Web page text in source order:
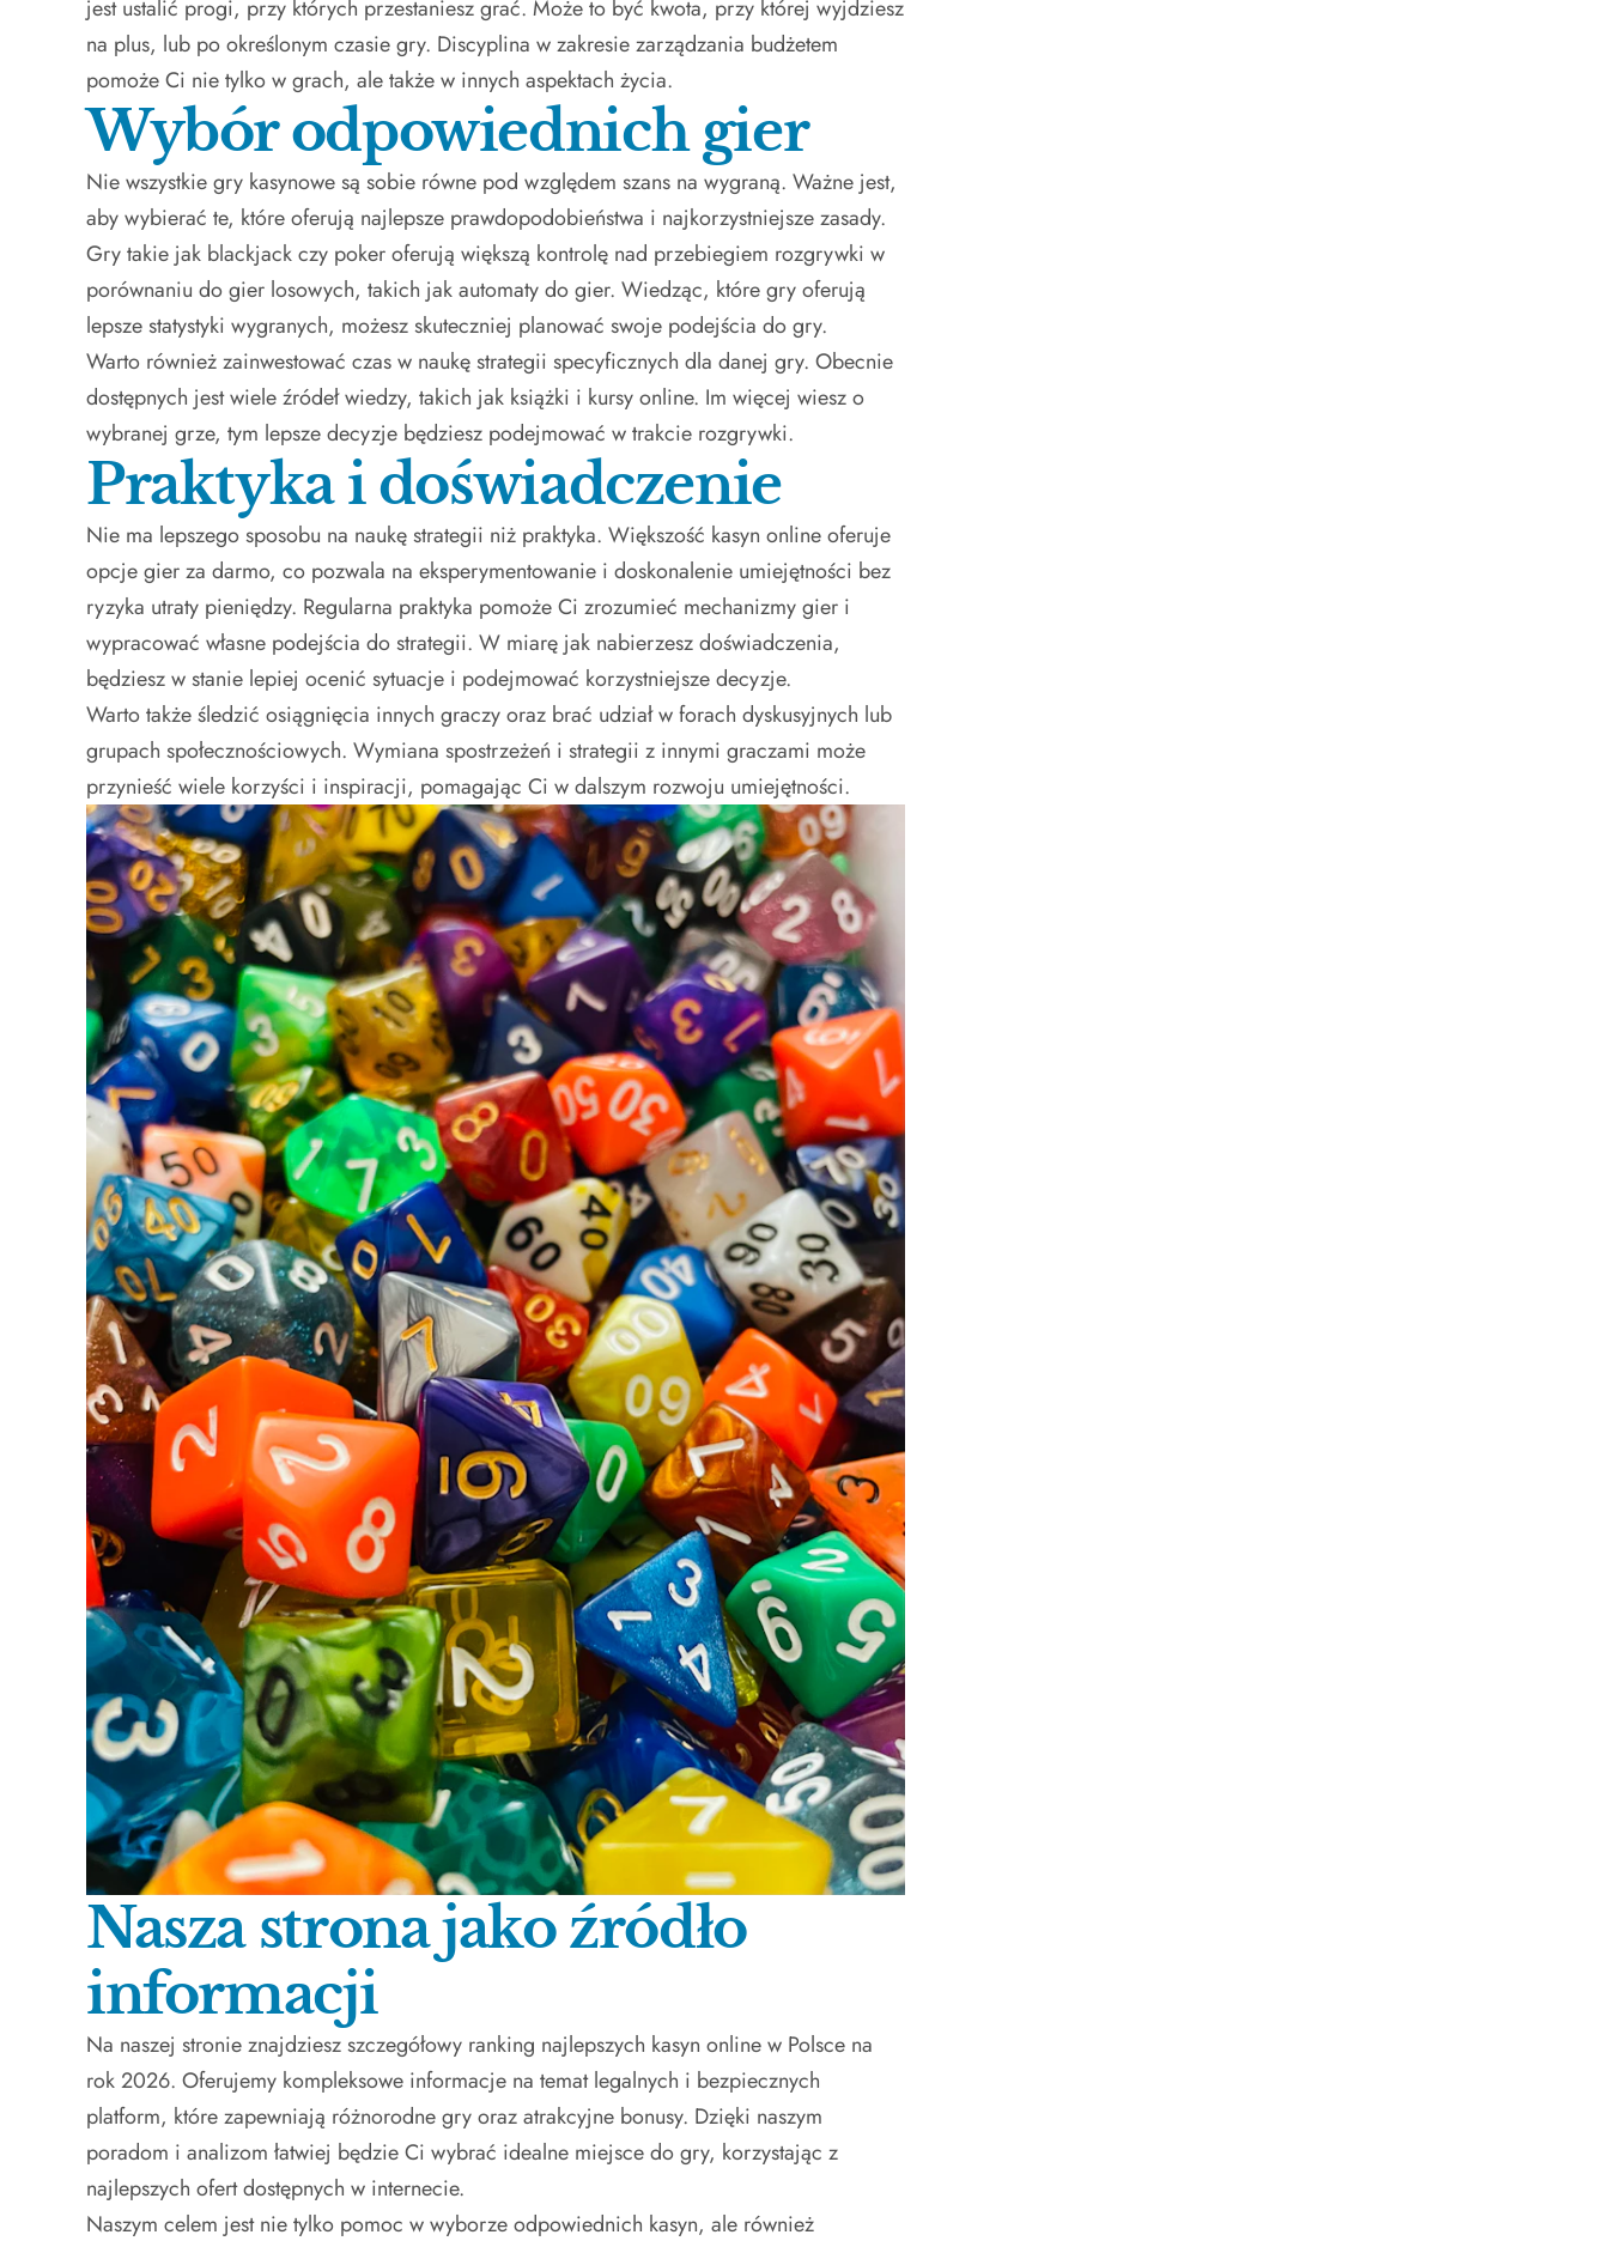
jest ustalić progi, przy których przestaniesz grać. Może to być kwota, przy której wyjdziesz
na plus, lub po określonym czasie gry. Discyplina w zakresie zarządzania budżetem
pomoże Ci nie tylko w grach, ale także w innych aspektach życia.
Wybór odpowiednich gier
Nie wszystkie gry kasynowe są sobie równe pod względem szans na wygraną. Ważne jest,
aby wybierać te, które oferują najlepsze prawdopodobieństwa i najkorzystniejsze zasady.
Gry takie jak blackjack czy poker oferują większą kontrolę nad przebiegiem rozgrywki w
porównaniu do gier losowych, takich jak automaty do gier. Wiedząc, które gry oferują
lepsze statystyki wygranych, możesz skuteczniej planować swoje podejścia do gry.
Warto również zainwestować czas w naukę strategii specyficznych dla danej gry. Obecnie
dostępnych jest wiele źródeł wiedzy, takich jak książki i kursy online. Im więcej wiesz o
wybranej grze, tym lepsze decyzje będziesz podejmować w trakcie rozgrywki.
Praktyka i doświadczenie
Nie ma lepszego sposobu na naukę strategii niż praktyka. Większość kasyn online oferuje
opcje gier za darmo, co pozwala na eksperymentowanie i doskonalenie umiejętności bez
ryzyka utraty pieniędzy. Regularna praktyka pomoże Ci zrozumieć mechanizmy gier i
wypracować własne podejścia do strategii. W miarę jak nabierzesz doświadczenia,
będziesz w stanie lepiej ocenić sytuacje i podejmować korzystniejsze decyzje.
Warto także śledzić osiągnięcia innych graczy oraz brać udział w forach dyskusyjnych lub
grupach społecznościowych. Wymiana spostrzeżeń i strategii z innymi graczami może
przynieść wiele korzyści i inspiracji, pomagając Ci w dalszym rozwoju umiejętności.
Nasza strona jako źródło
informacji
Na naszej stronie znajdziesz szczegółowy ranking najlepszych kasyn online w Polsce na
rok 2026. Oferujemy kompleksowe informacje na temat legalnych i bezpiecznych
platform, które zapewniają różnorodne gry oraz atrakcyjne bonusy. Dzięki naszym
poradom i analizom łatwiej będzie Ci wybrać idealne miejsce do gry, korzystając z
najlepszych ofert dostępnych w internecie.
Naszym celem jest nie tylko pomoc w wyborze odpowiednich kasyn, ale również